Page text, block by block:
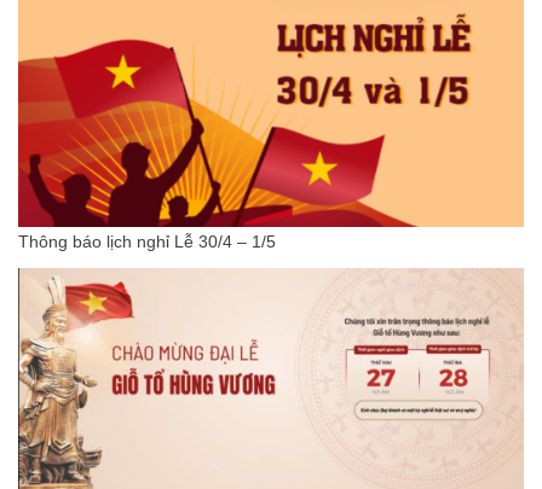
Thông báo lịch nghỉ Lễ 30/4 – 1/5